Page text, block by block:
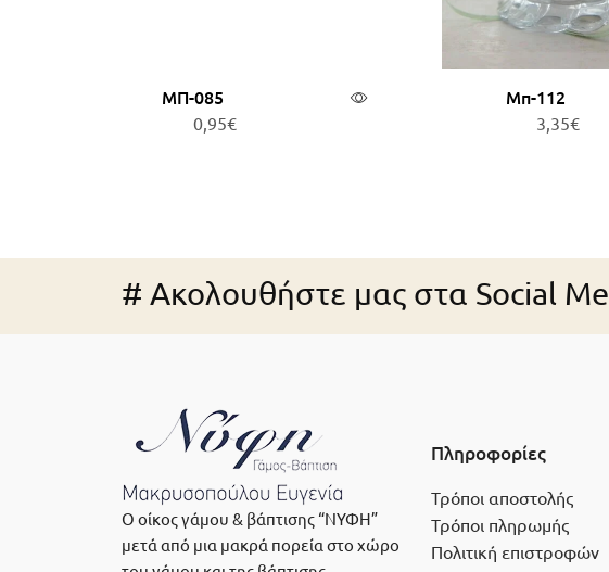
ΜΠ-085
0,95€
Μπ-112
3,35€
# Ακολουθήστε μας στα Social
Ο οίκος γάμου & βάπτισης “ΝΥΦΗ”
μετά από μια μακρά πορεία στο χώρο
Πληροφορίες
Τρόποι αποστολής
Τρόποι πληρωμής
Πολιτική επιστροφών